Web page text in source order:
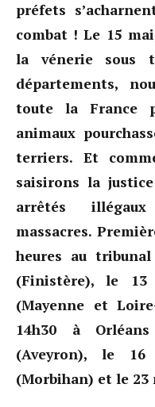
préfets
combat ! Le 15
la vénerie sous
départements,
toute la France
animaux
terriers. Et
saisirons la
arrêtés
massacres.
heures au
(Finistère), le
(Mayenne et
14h30 à
(Aveyron), le
(Morbihan) et le 23